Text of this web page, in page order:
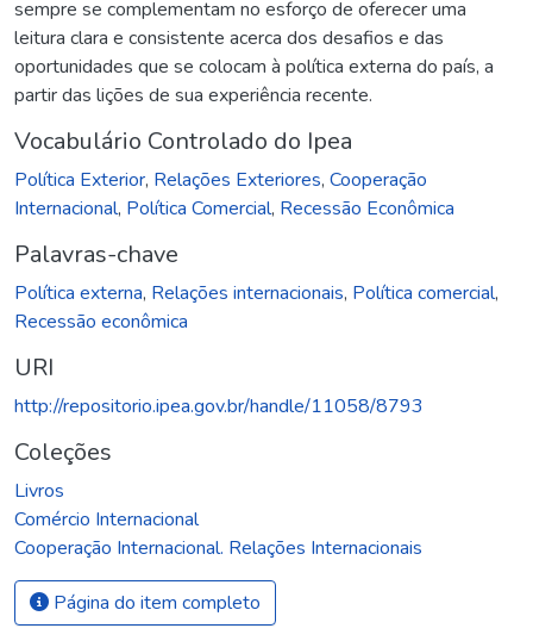
sempre se complementam no esforço de oferecer uma
leitura clara e consistente acerca dos desafios e das
oportunidades que se colocam à política externa do país, a
partir das lições de sua experiência recente.
Vocabulário Controlado do Ipea
Política Exterior, Relações Exteriores, Cooperação
Internacional, Política Comercial, Recessão Econômica
Palavras-chave
Política externa, Relações internacionais, Política comercial,
Recessão econômica
URI
http://repositorio.ipea.gov.br/handle/11058/8793
Coleções
Livros
Comércio Internacional
Cooperação Internacional. Relações Internacionais
Página do item completo